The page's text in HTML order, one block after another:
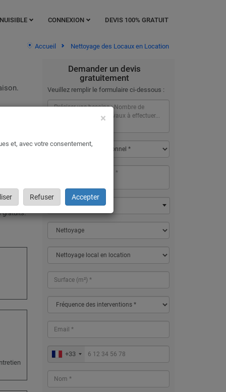
NUISIBLE CONNEXION DEVIS 100% GRATUIT
Accueil Nettoyage des Locaux en Location
gratuits.
Demander un devis
gratuitement
Veuillez remplir le formulaire ci-dessous :
Ville / Code postal *
+33
×
et, avec votre consentement,
Refuser Accepter